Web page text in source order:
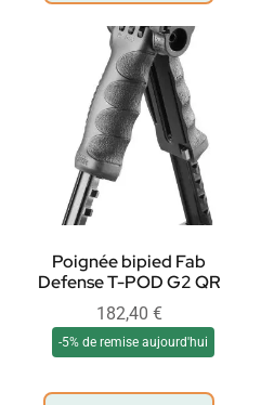
Poignée bipied Fab
Defense T-POD G2 QR
182,40 €
-5% de remise aujourd'hui